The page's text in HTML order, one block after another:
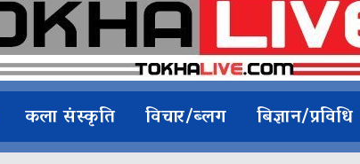
कला संस्कृति विचार/ब्लग बिज्ञान/प्रविधि